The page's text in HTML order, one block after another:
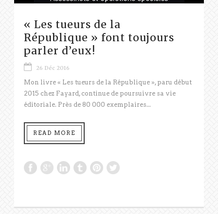
« Les tueurs de la
République » font toujours
parler d’eux!
26 Déc 2016
Mon livre « Les tueurs de la République », paru début
2015 chez Fayard, continue de poursuivre sa vie
éditoriale. Près de 80 000 exemplaires...
READ MORE